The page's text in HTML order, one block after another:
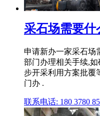
采石场需要什
申请新办一家采石场
部门办理相关手续,
步开采利用方案批覆
门办 .
联系电话: 180 3780